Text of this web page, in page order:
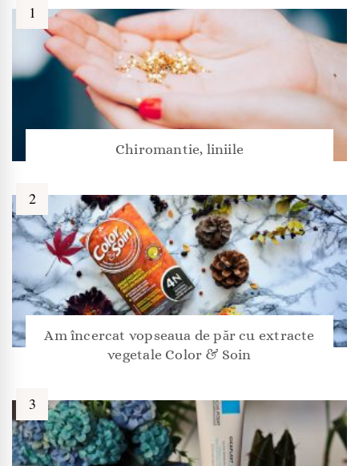
Chiromantie, liniile
Am încercat vopseaua de păr cu extracte
vegetale Color & Soin